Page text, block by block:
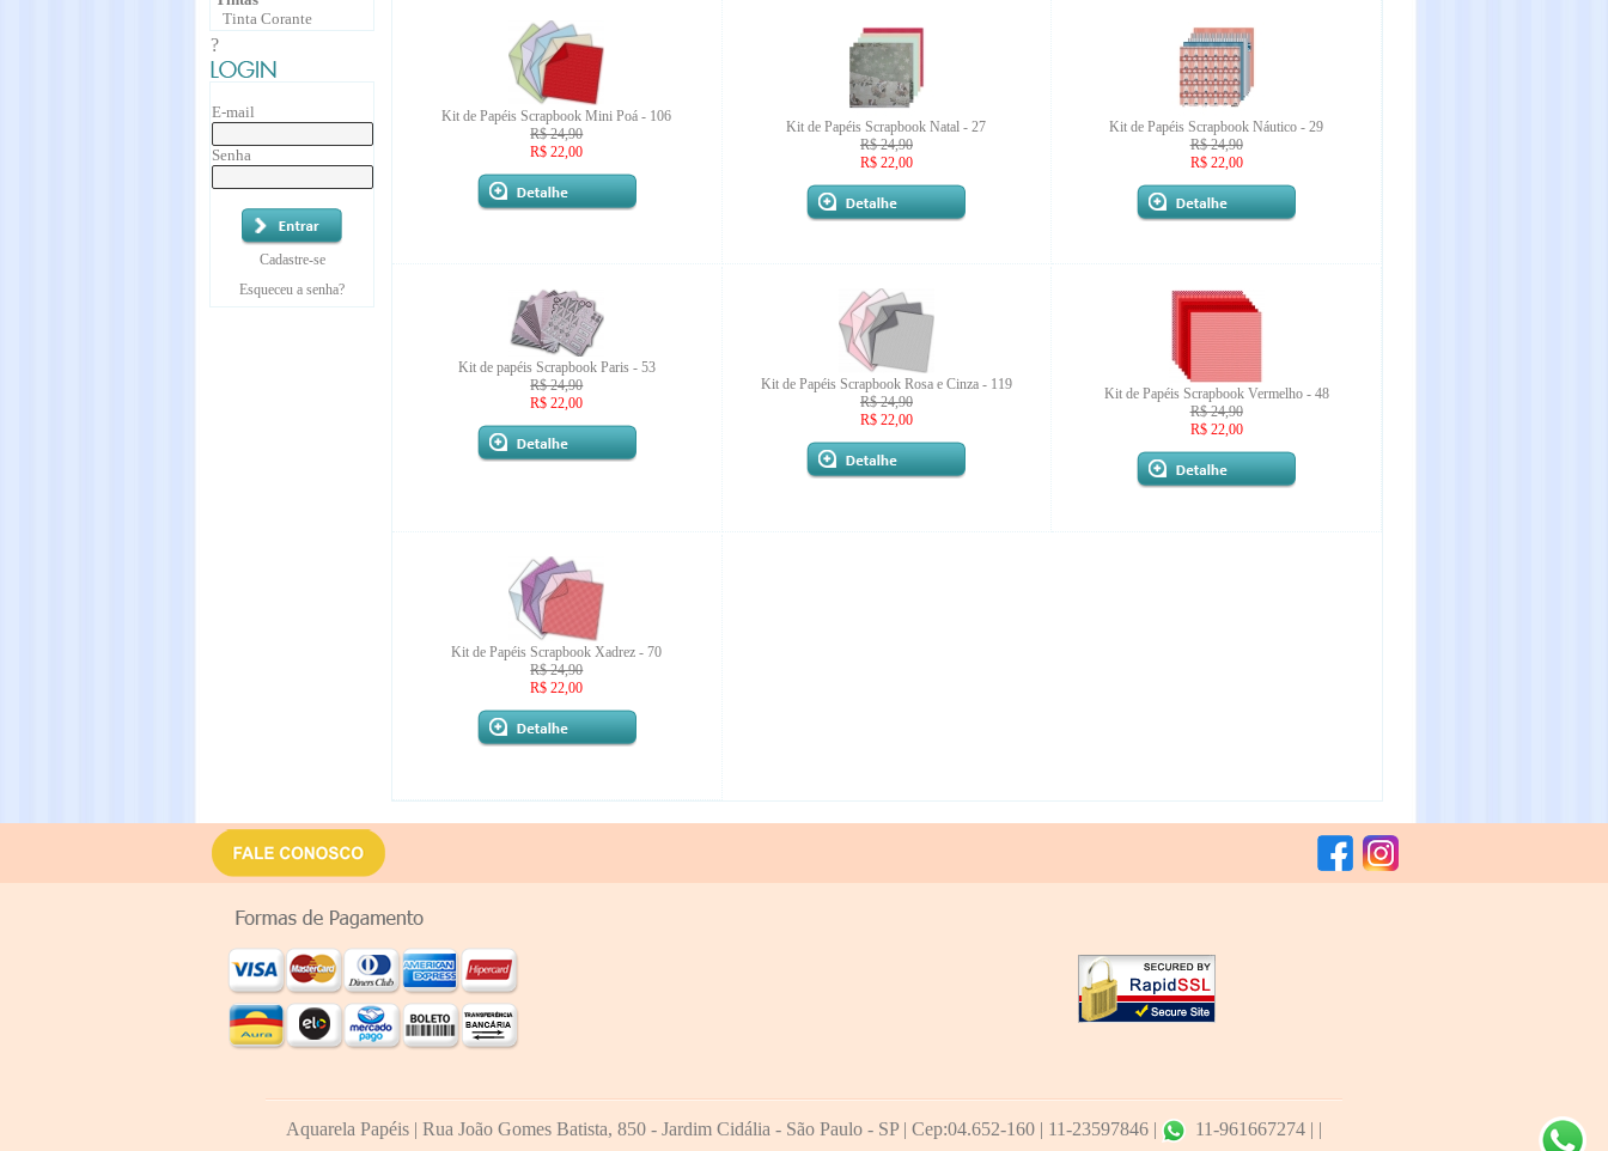
Tinta Corante
?
E-mail
Senha
Cadastre-se
Esqueceu a senha?
Kit de Papéis Scrapbook Mini Poá - 106
R$ 24,90
R$ 22,00
Kit de Papéis Scrapbook Natal - 27
R$ 24,90
R$ 22,00
Kit de Papéis Scrapbook Náutico - 29
R$ 24,90
R$ 22,00
Kit de papéis Scrapbook Paris - 53
R$ 24,90
R$ 22,00
Kit de Papéis Scrapbook Rosa e Cinza - 119
R$ 24,90
R$ 22,00
Kit de Papéis Scrapbook Vermelho - 48
R$ 24,90
R$ 22,00
Kit de Papéis Scrapbook Xadrez - 70
R$ 24,90
R$ 22,00
Aquarela Papéis | Rua João Gomes Batista, 850 - Jardim Cidália - São Paulo - SP| Cep:04.652-160 | 11-23597846 | 11-961667274 | |